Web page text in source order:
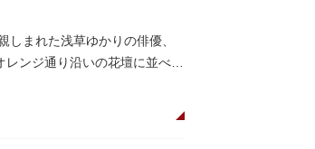
まれた浅草ゆかりの俳優、
ンジ通り沿いの花壇に並べら